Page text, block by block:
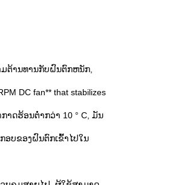
ມຕ້ານທານກັບຝົນຕົກຫນັກ,
DC fan** that stabilizes
າດຮ້ອນຕໍ່າກວ່າ 10 ° C, ມັນ
ອບຂອງຝົນຕົກເຂົ້າໄປໃນ